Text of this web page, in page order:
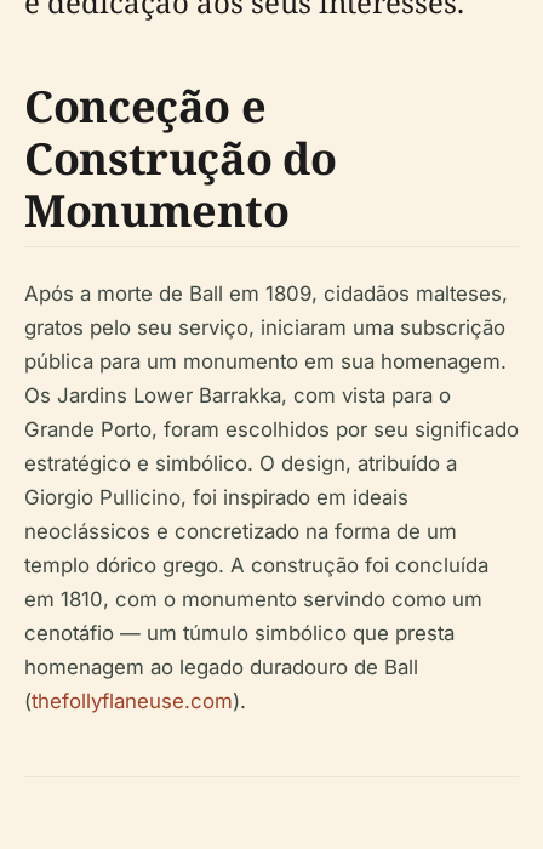
Conceção e
Construção do
Monumento
Após a morte de Ball em 1809, cidadãos malteses,
gratos pelo seu serviço, iniciaram uma subscrição
pública para um monumento em sua homenagem.
Os Jardins Lower Barrakka, com vista para o
Grande Porto, foram escolhidos por seu significado
estratégico e simbólico. O design, atribuído a
Giorgio Pullicino, foi inspirado em ideais
neoclássicos e concretizado na forma de um
templo dórico grego. A construção foi concluída
em 1810, com o monumento servindo como um
cenotáfio — um túmulo simbólico que presta
homenagem ao legado duradouro de Ball
(thefollyflaneuse.com).